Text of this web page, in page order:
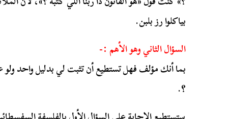
بياكلوا رز بلبن.
السؤال الثاني وهو الأهم :-
بما أنك مؤلف فهل تستطيع أن تثبت لي بدليل واحد ولو
؟.